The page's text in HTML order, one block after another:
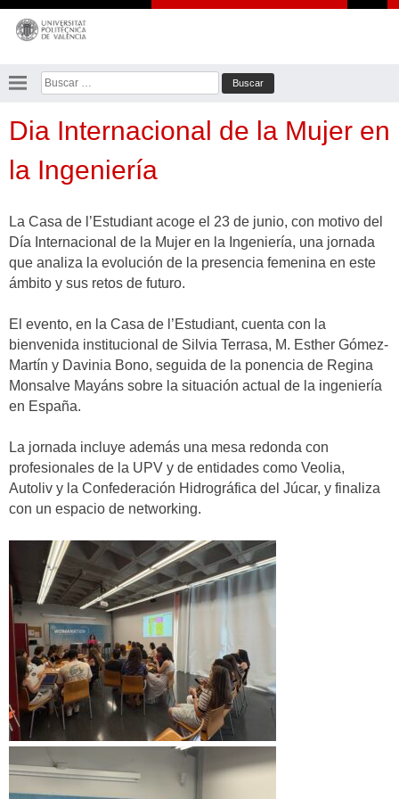
Saltar
contenido
Buscar:
Dia Internacional de la Mujer en
la Ingeniería
La Casa de l’Estudiant acoge el 23 de junio, con motivo del
Día Internacional de la Mujer en la Ingeniería, una jornada
que analiza la evolución de la presencia femenina en este
ámbito y sus retos de futuro.
El evento, en la Casa de l’Estudiant, cuenta con la
bienvenida institucional de Silvia Terrasa, M. Esther Gómez-
Martín y Davinia Bono, seguida de la ponencia de Regina
Monsalve Mayáns sobre la situación actual de la ingeniería
en España.
La jornada incluye además una mesa redonda con
profesionales de la UPV y de entidades como Veolia,
Autoliv y la Confederación Hidrográfica del Júcar, y finaliza
con un espacio de networking.